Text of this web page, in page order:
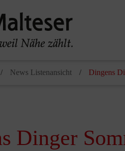
News Listenansicht Dingens
Dinger